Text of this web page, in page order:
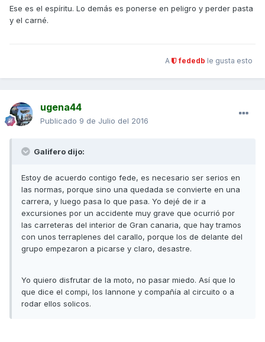
Ese es el espíritu. Lo demás es ponerse en peligro y perder pasta
y el carné.
A fededb le gusta esto
ugena44
Publicado 9 de Julio del 2016
Galifero dijo:
Estoy de acuerdo contigo fede, es necesario ser serios en
las normas, porque sino una quedada se convierte en una
carrera, y luego pasa lo que pasa. Yo dejé de ir a
excursiones por un accidente muy grave que ocurrió por
las carreteras del interior de Gran canaria, que hay tramos
con unos terraplenes del carallo, porque los de delante del
grupo empezaron a picarse y claro, desastre.
Yo quiero disfrutar de la moto, no pasar miedo. Así que lo
que dice el compi, los Iannone y compañía al circuito o a
rodar ellos solicos.